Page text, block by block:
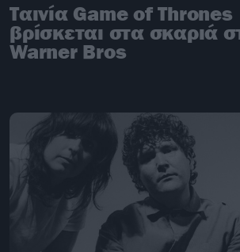
Ταινία Game of Thrones
βρίσκεται στα σκαριά
Warner Bros